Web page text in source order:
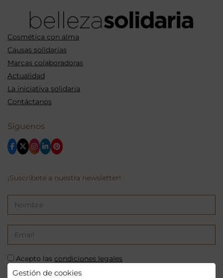
Gestión de cookies
Cosmética con alma
Causas solidarias
Marcas colaboradoras
Actualidad
La iniciativa solidaria
Contáctanos
Síguenos
¡Suscríbete a nuestra newsletter!
Acepto las condiciones legales